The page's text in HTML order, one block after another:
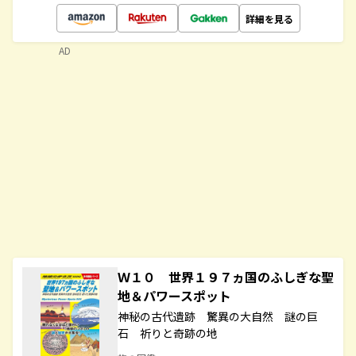
詳細を見る
Ｗ１０ 世界１９７ヵ国のふしぎな聖
地＆パワースポット
神秘の古代遺跡 驚異の大自然 謎の巨
石 祈りと奇跡の地
AD